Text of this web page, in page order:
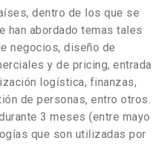
dentro de los que se
han abordado temas tales
negocios, diseño de
y de pricing, entrada
logística, finanzas,
de personas, entro otros.
3 meses (entre mayo
que son utilizadas por